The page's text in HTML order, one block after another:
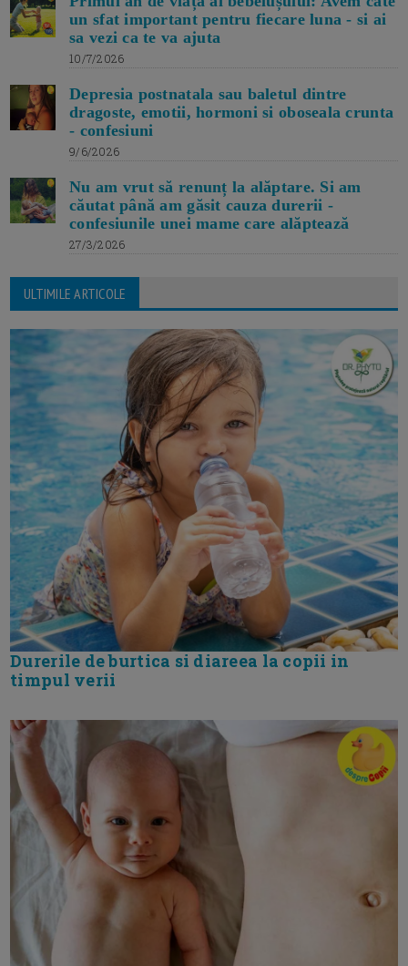
un sfat important pentru fiecare luna - si ai
sa vezi ca te va ajuta
10/7/2026
Depresia postnatala sau baletul dintre
dragoste, emotii, hormoni si oboseala crunta
- confesiuni
9/6/2026
Nu am vrut să renunț la alăptare. Si am
căutat până am găsit cauza durerii -
confesiunile unei mame care alăptează
27/3/2026
ULTIMILE ARTICOLE
Durerile de burtica si diareea la copii in
timpul verii